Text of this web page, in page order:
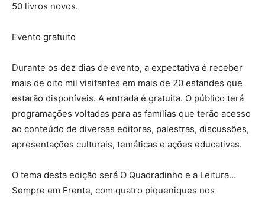
50 livros novos.
Evento gratuito
Durante os dez dias de evento, a expectativa é receber
mais de oito mil visitantes em mais de 20 estandes que
estarão disponíveis. A entrada é gratuita. O público terá
programações voltadas para as famílias que terão acesso
ao conteúdo de diversas editoras, palestras, discussões,
apresentações culturais, temáticas e ações educativas.
O tema desta edição será O Quadradinho e a Leitura…
Sempre em Frente, com quatro piqueniques nos